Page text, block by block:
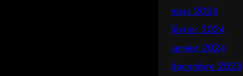
mars 2024
février 2024
janvier 2024
décembre 2023